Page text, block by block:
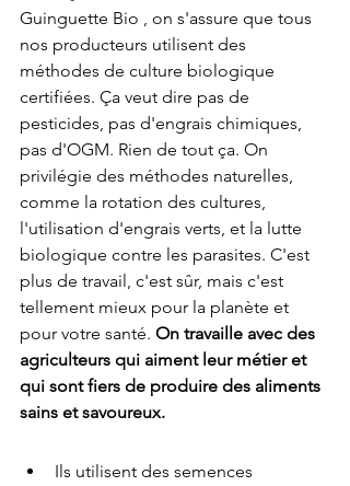
Guinguette Bio , on s'assure que tous
nos producteurs utilisent des
méthodes de culture biologique
certifiées. Ça veut dire pas de
pesticides, pas d'engrais chimiques,
pas d'OGM. Rien de tout ça. On
privilégie des méthodes naturelles,
comme la rotation des cultures,
l'utilisation d'engrais verts, et la lutte
biologique contre les parasites. C'est
plus de travail, c'est sûr, mais c'est
tellement mieux pour la planète et
pour votre santé. On travaille avec des
agriculteurs qui aiment leur métier et
qui sont fiers de produire des aliments
sains et savoureux.
Ils utilisent des semences